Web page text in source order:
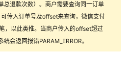
退款次数）。商户需要查询同一订单
传入订单号及offset来查询，微信支付
，以此类推。当商户传入的offset超过
会返回报错PARAM_ERROR。